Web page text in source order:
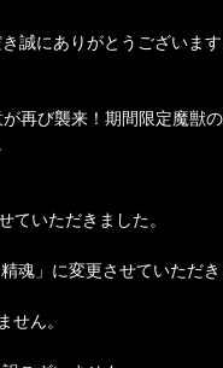
誠にありがとうございます
再び襲来！期間限定魔獣
いただきました。
魂」に変更させていただ
ん。